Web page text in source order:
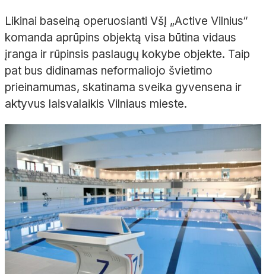
Likinai baseiną operuosianti VšĮ „Active Vilnius“
komanda aprūpins objektą visa būtina vidaus
įranga ir rūpinsis paslaugų kokybe objekte. Taip
pat bus didinamas neformaliojo švietimo
prieinamumas, skatinama sveika gyvensena ir
aktyvus laisvalaikis Vilniaus mieste.